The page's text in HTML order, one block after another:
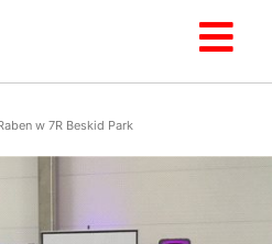
w 7R Beskid Park